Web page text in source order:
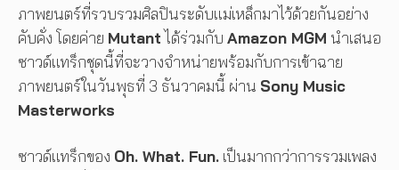
ภาพยนตร์ที่รวบรวมศิลปินระดับแม่เหล็กมาไว้ด้วยกันอย่าง
คับคั่ง โดยค่าย Mutantได้ร่วมกับ Amazon MGM นำเสนอ
ซาวด์แทร็กชุดนี้ที่จะวางจำหน่ายพร้อมกับการเข้าฉาย
ภาพยนตร์ในวันพุธที่ 3 ธันวาคมนี้ ผ่าน Sony Music
Masterworks
ซาวด์แทร็กของ Oh. What. Fun. เป็นมากกว่าการรวมเพลง